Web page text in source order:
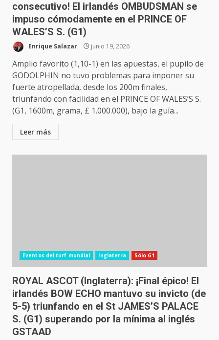
consecutivo! El irlandés OMBUDSMAN se
impuso cómodamente en el PRINCE OF
WALES’S S. (G1)
Enrique Salazar junio 19, 2026
Amplio favorito (1,10-1) en las apuestas, el pupilo de
GODOLPHIN no tuvo problemas para imponer su
fuerte atropellada, desde los 200m finales,
triunfando con facilidad en el PRINCE OF WALES’S S.
(G1, 1600m, grama, £ 1.000.000), bajo la guía...
Leer más
Eventos del turf mundial Inglaterra Sólo G1
ROYAL ASCOT (Inglaterra): ¡Final épico! El
irlandés BOW ECHO mantuvo su invicto (de
5-5) triunfando en el St JAMES’S PALACE
S. (G1) superando por la mínima al inglés
GSTAAD